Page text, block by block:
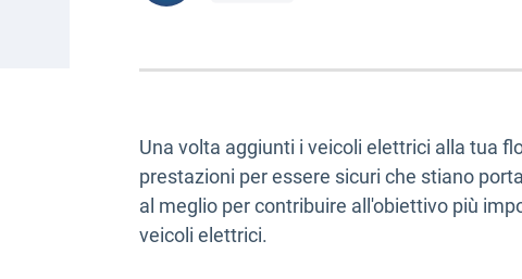
Una volta aggiunti i veicoli elettrici alla tua
prestazioni per essere sicuri che stiano
al meglio per contribuire all'obiettivo più
veicoli elettrici.